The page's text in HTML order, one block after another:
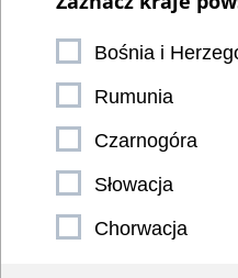
Bośnia i
Rumunia
Czarnogóra
Słowacja
Chorwacja